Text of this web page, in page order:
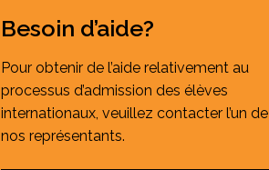
Besoin d’aide?
Pour obtenir de l’aide relativement au
processus d’admission des élèves
internationaux, veuillez contacter l’un de
nos représentants.